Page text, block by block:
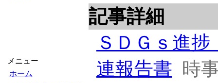
メニュー
ホーム
記事詳細
ＳＤＧｓ進
連報告書 時